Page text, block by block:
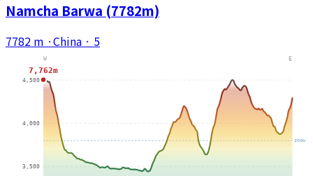
Namcha Barwa (7782m)
7782 m ·China · 5